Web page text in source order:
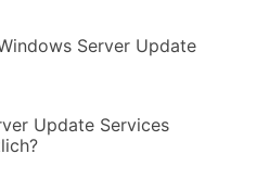
Server Update
Update Services